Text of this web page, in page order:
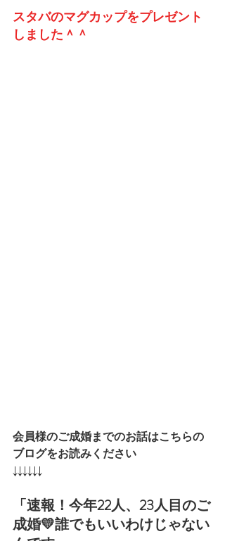
スタバのマグカップをプレゼント
しました＾＾
会員様のご成婚までのお話はこちらの
ブログをお読みください
↓↓↓↓↓↓
「速報！今年22人、23人目のご
成婚💛誰でもいいわけじゃない